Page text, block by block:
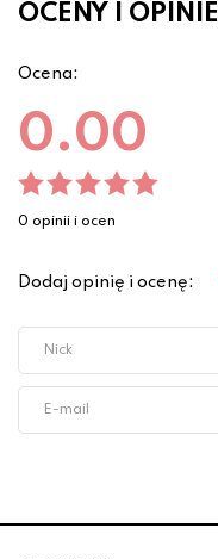
OCENY I OPINIE
Ocena:
0.00
0 opinii i ocen
Dodaj opinię i ocenę: